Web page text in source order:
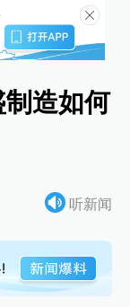
造如何
听新闻